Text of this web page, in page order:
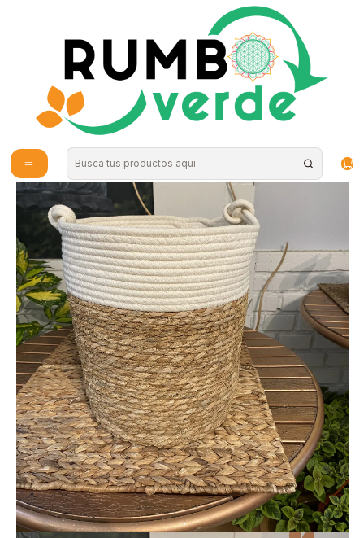
Envío gratis por compras sobre los 59.990 en la provincia de Santiago